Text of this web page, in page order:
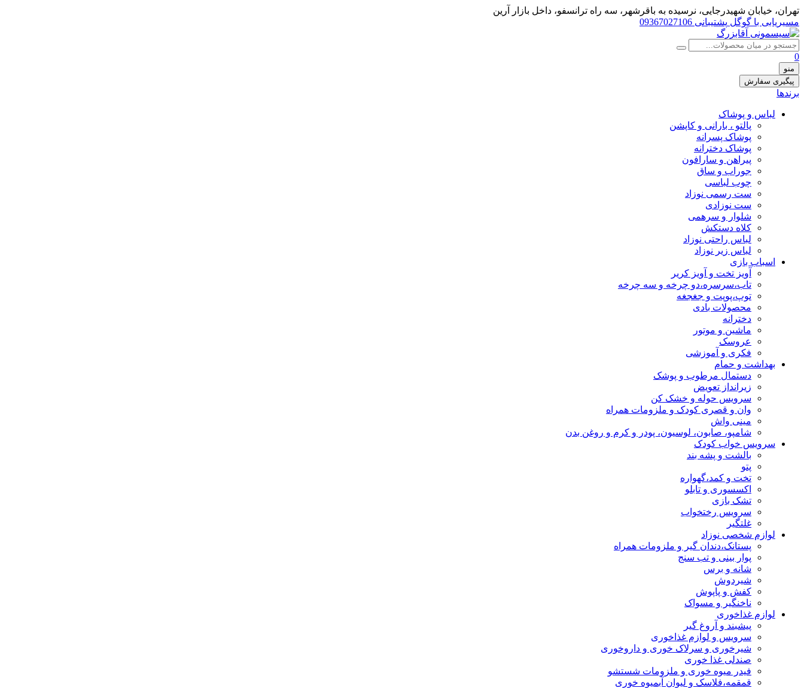
تهران، خيابان شهيدرجايى، نرسیده به باقرشهر، سه راه ترانسفو، داخل بازار آرین
مسیریابی با گوگل پشتیبانی 09367027106
0
منو
پیگیری سفارش
برندها
لباس و پوشاک
پالتو ، بارانی و کاپشن
پوشاک پسرانه
پوشاک دخترانه
پیراهن و سارافون
جوراب و ساق
چوب لباسی
ست رسمی نوزاد
ست نوزادی
شلوار و سرهمی
کلاه دستکش
لباس راحتی نوزاد
لباس زیر نوزاد
اسباب بازی
آویز تخت و آویز کریر
تاب،سرسره،دو چرخه و سه چرخه
توپ،پوپت و جغجغه
محصولات بادی
دخترانه
ماشین و موتور
عروسک
فکری و آموزشی
بهداشت و حمام
دستمال مرطوب و پوشک
زیرانداز تعویض
سرویس حوله و خشک کن
وان و قصری کودک و ملزومات همراه
مینی واش
شامپو، صابون، لوسیون، پودر و کرم و روغن بدن
سرویس خواب کودک
بالشت و پشه بند
پتو
تخت و کمد،گهواره
اکسسوری و تابلو
تشک بازی
سرویس رختخواب
غلتگیر
لوازم شخصی نوزاد
پستانک،دندان گیر و ملزومات همراه
پوار بینی و تب سنج
شانه و برس
شیردوش
کفش و پاپوش
ناخنگیر و مسواک
لوازم غذاخوری
پیشبند و آروغ گیر
سرویس و لوازم غذاخوری
شیرخوری و سرلاک خوری و داروخوری
صندلی غذا خوری
فیدر میوه خوری و ملزومات شستشو
قمقمه،فلاسک و لیوان آبمیوه خوری